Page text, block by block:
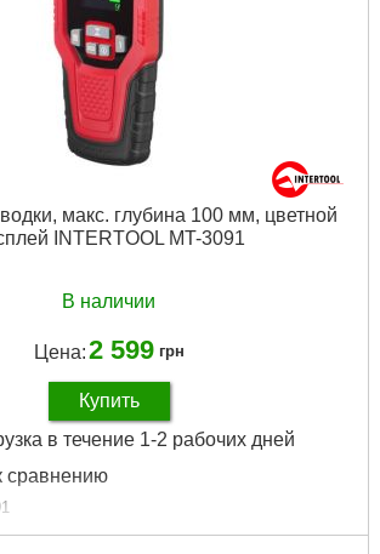
макс. глубина 100 мм, цветной
INTERTOOL MT-3091
В наличии
Цена:2 599 грн
Купить
в течение 1-2 рабочих дней
сравнению